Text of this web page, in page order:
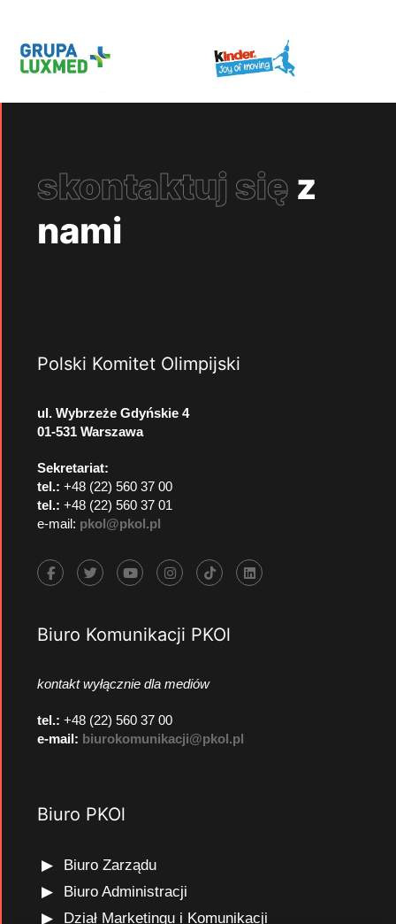
skontaktuj się z
nami
Polski Komitet Olimpijski
ul. Wybrzeże Gdyńskie 4
01-531 Warszawa
Sekretariat:
tel.: +48 (22) 560 37 00
tel.: +48 (22) 560 37 01
e-mail: pkol@pkol.pl
Biuro Komunikacji PKOl
kontakt wyłącznie dla mediów
tel.: +48 (22) 560 37 00
e-mail: biurokomunikacji@pkol.pl
Biuro PKOl
Biuro Zarządu
Biuro Administracji
Dział Marketingu i Komunikacji